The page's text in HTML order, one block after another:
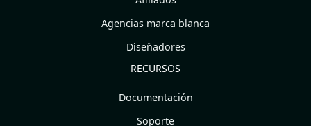
Agencias marca blanca
Diseñadores
RECURSOS
Documentación
Soporte